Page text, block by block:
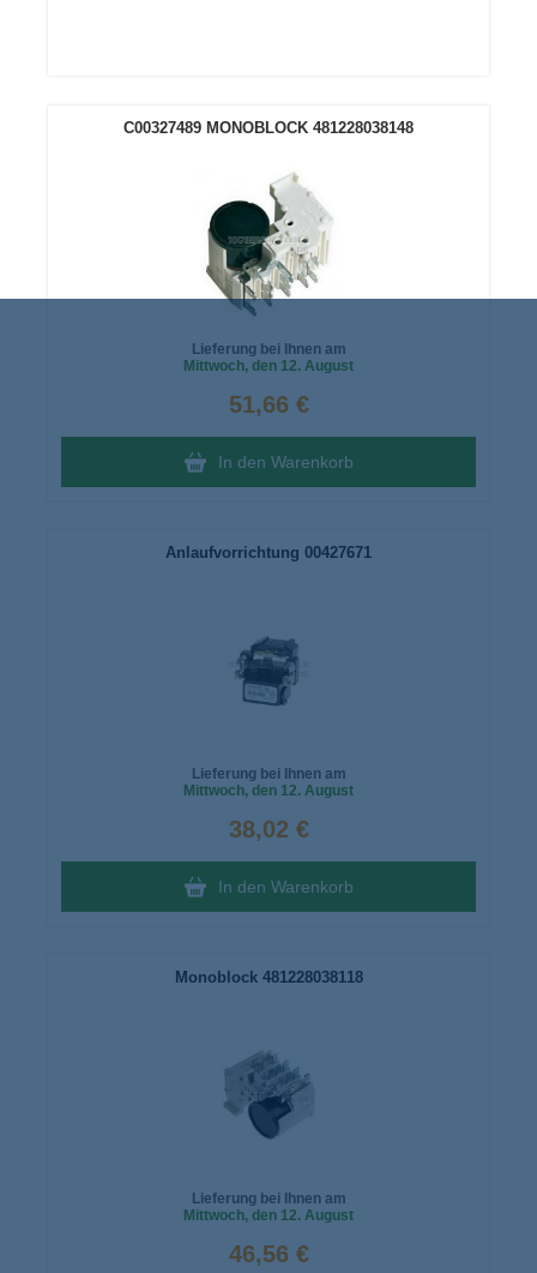
C00327489 MONOBLOCK 481228038148
Lieferung bei Ihnen am
Mittwoch, den 12. August
51,66 €
In den Warenkorb
Anlaufvorrichtung 00427671
Lieferung bei Ihnen am
Mittwoch, den 12. August
38,02 €
In den Warenkorb
Monoblock 481228038118
Lieferung bei Ihnen am
Mittwoch, den 12. August
46,56 €